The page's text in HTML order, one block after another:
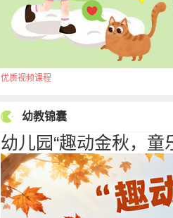
优质视频课程
幼教锦囊
幼儿园“趣动金秋，童